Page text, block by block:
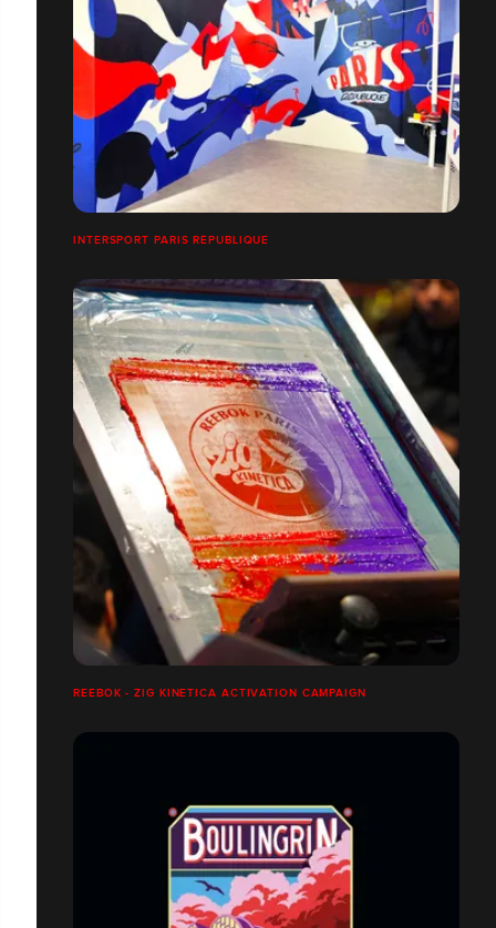
INTERSPORT PARIS RÉPUBLIQUE
REEBOK - ZIG KINETICA ACTIVATION CAMPAIGN